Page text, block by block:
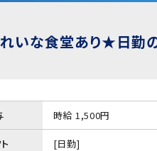
いな食堂あり★日勤
時給 1,500円
[日勤]